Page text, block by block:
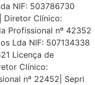
NIF: 503786730
Diretor Clínico:
Profissional nº 42352
Lda NIF: 507134338
Licença de
Clínico:
nº 22452| Sepri